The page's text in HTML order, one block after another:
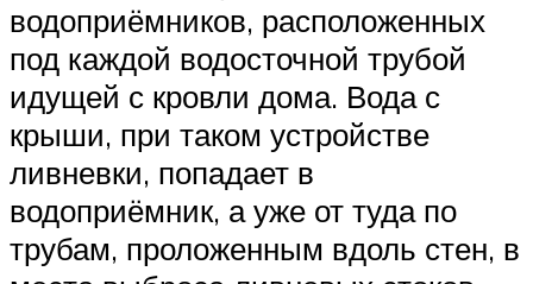
водоприёмников, расположенных
под каждой водосточной трубой
идущей с кровли дома. Вода с
крыши, при таком устройстве
ливневки, попадает в
водоприёмник, а уже от туда по
трубам, проложенным вдоль стен, в